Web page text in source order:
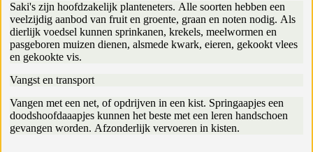
Saki's zijn hoofdzakelijk planteneters. Alle soorten hebben een
veelzijdig aanbod van fruit en groente, graan en noten nodig. Als
dierlijk voedsel kunnen sprinkanen, krekels, meelwormen en
pasgeboren muizen dienen, alsmede kwark, eieren, gekookt vlees
en gekookte vis.
Vangst en transport
Vangen met een net, of opdrijven in een kist. Springaapjes een
doodshoofdaaapjes kunnen het beste met een leren handschoen
gevangen worden. Afzonderlijk vervoeren in kisten.